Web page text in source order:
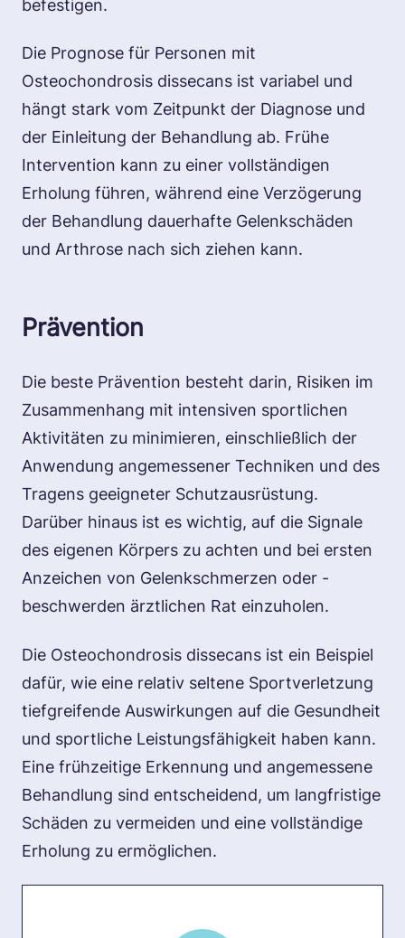
befestigen.
Die Prognose für Personen mit
Osteochondrosis dissecans ist variabel und
hängt stark vom Zeitpunkt der Diagnose und
der Einleitung der Behandlung ab. Frühe
Intervention kann zu einer vollständigen
Erholung führen, während eine Verzögerung
der Behandlung dauerhafte Gelenkschäden
und Arthrose nach sich ziehen kann.
Prävention
Die beste Prävention besteht darin, Risiken im
Zusammenhang mit intensiven sportlichen
Aktivitäten zu minimieren, einschließlich der
Anwendung angemessener Techniken und des
Tragens geeigneter Schutzausrüstung.
Darüber hinaus ist es wichtig, auf die Signale
des eigenen Körpers zu achten und bei ersten
Anzeichen von Gelenkschmerzen oder -
beschwerden ärztlichen Rat einzuholen.
Die Osteochondrosis dissecans ist ein Beispiel
dafür, wie eine relativ seltene Sportverletzung
tiefgreifende Auswirkungen auf die Gesundheit
und sportliche Leistungsfähigkeit haben kann.
Eine frühzeitige Erkennung und angemessene
Behandlung sind entscheidend, um langfristige
Schäden zu vermeiden und eine vollständige
Erholung zu ermöglichen.